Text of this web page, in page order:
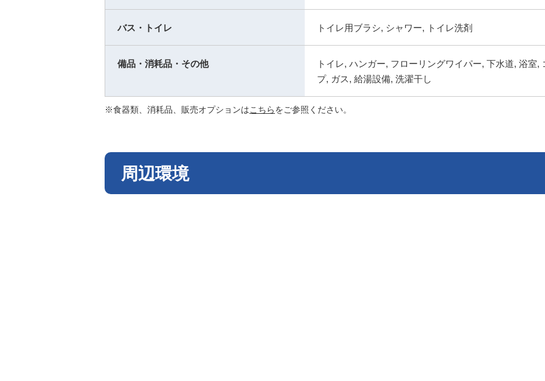
バス・トイレ トイレ用ブラシ, シャワー, トイレ洗剤
備品・消耗品・その他
トイレ, ハンガー, フローリングワイパー, 下水道, 浴室
プ, ガス, 給湯設備, 洗濯干し
※食器類、消耗品、販売オプションはこちらをご参照ください。
周辺環境